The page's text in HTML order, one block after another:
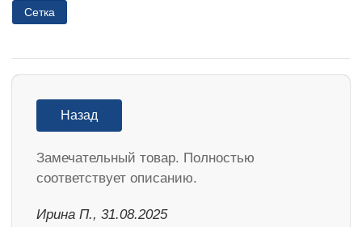
Сетка
Назад
Замечательный товар. Полностью
соответствует описанию.
Ирина П., 31.08.2025